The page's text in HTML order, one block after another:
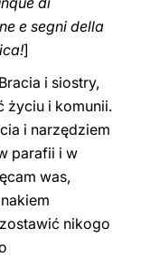
e segni della
]
i siostry,
życiu i komunii.
i narzędziem
parafii i w
was,
nikogo